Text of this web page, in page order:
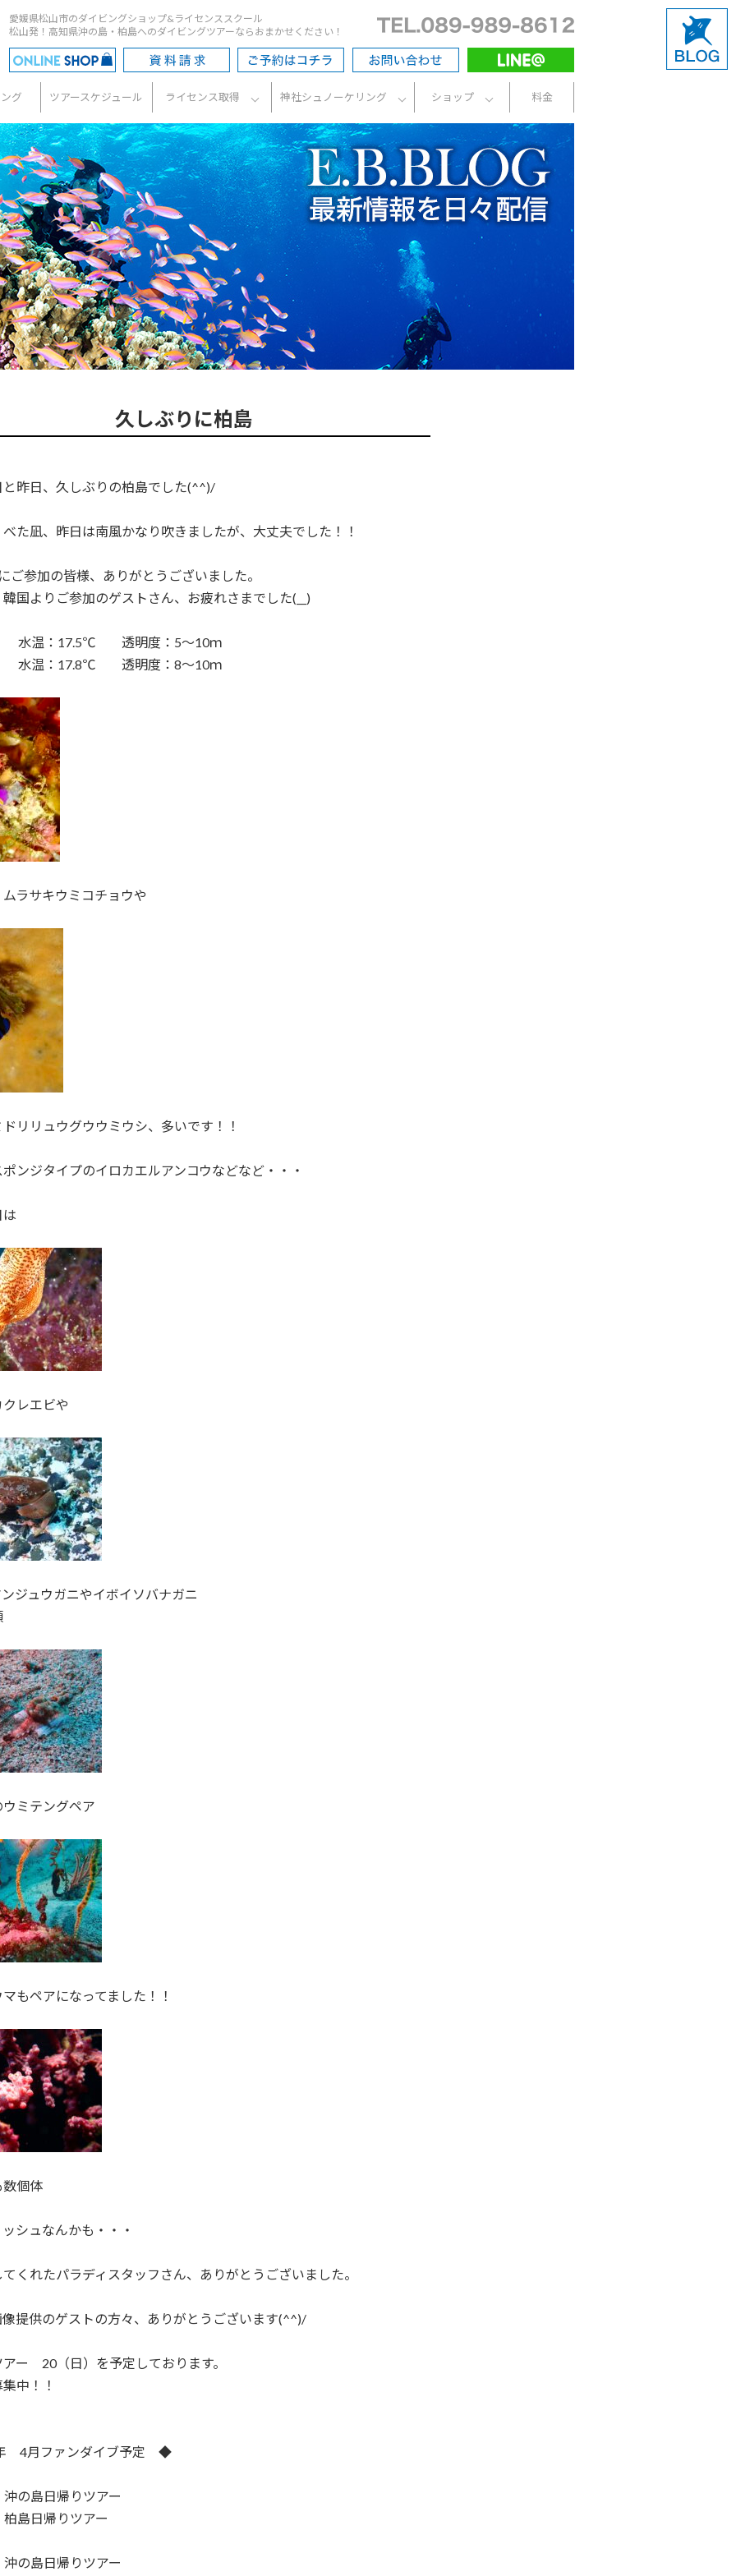
愛媛県松山市のダイビングショップ&ライセンススクール
松山発！高知県沖の島・柏島へのダイビングツアーならおまかせください！
グ ツアースケジュール ライセンス取得 神社シュノーケリング ショップ 料金
久しぶりに柏島
と昨日、久しぶりの柏島でした(^^)/
た凪、昨日は南風かなり吹きましたが、大丈夫でした！！
ご参加の皆様、ありがとうございました。
国よりご参加のゲストさん、お疲れさまでした(__)
水温：17.5℃ 透明度：5～10ｍ
水温：17.8℃ 透明度：8～10ｍ
ラサキウミコチョウや
リリュウグウウミウシ、多いです！！
ンジタイプのイロカエルアンコウなどなど・・・
レエビや
ジュウガニやイボイソバナガニ
ミテングペア
もペアになってました！！
数個体
シュなんかも・・・
くれたパラディスタッフさん、ありがとうございました。
提供のゲストの方々、ありがとうございます(^^)/
ー 20（日）を予定しております。
中！！
4月ファンダイブ予定 ◆
の島日帰りツアー
島日帰りツアー
の島日帰りツアー